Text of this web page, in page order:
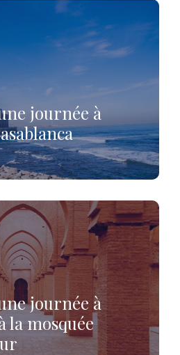
journée à
journée à
la mosquée